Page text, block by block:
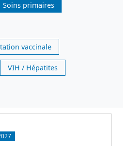
Soins primaires
vaccinale
VIH / Hépatites